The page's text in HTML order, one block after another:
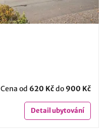
Cena od 620 Kčdo 900 Kč
Detailubytování